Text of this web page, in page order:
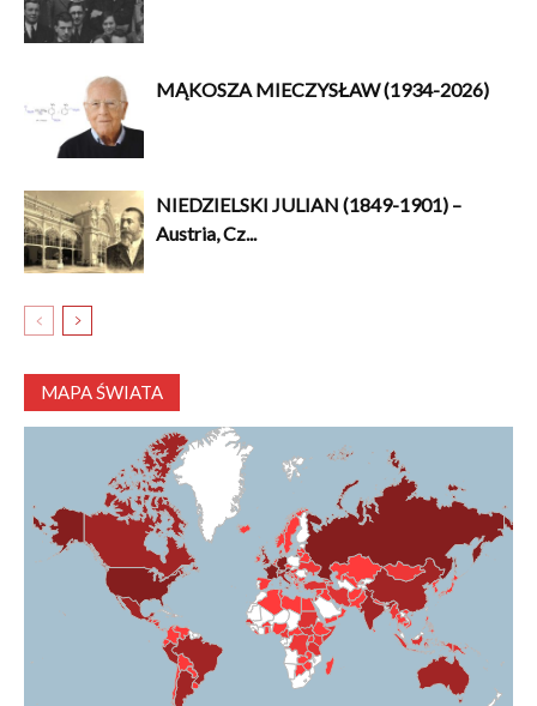
MĄKOSZA MIECZYSŁAW (1934-2026)
NIEDZIELSKI JULIAN (1849-1901) –
Austria, Cz...
MAPA ŚWIATA